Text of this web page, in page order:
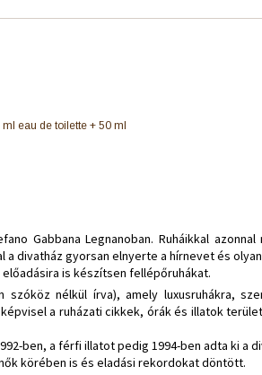
eau de toilette + 50 ml
Gabbana Legnanoban. Ruháikkal azonnal
divatház gyorsan elnyerte a hírnevet és
is készítsen fellépőruhákat.
szóköz nélkül írva), amely luxusruhákra,
a ruházati cikkek, órák és illatok
ben, a férfi illatot pedig 1994-ben adta ki a
körében is és eladási rekordokat döntött.